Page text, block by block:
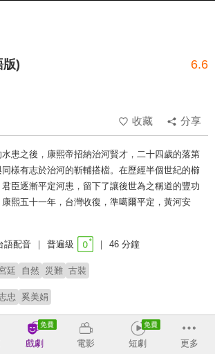
版) 6.6
收藏
分享
患之後，康熙帝招納治河賢才，二十四歲的落第
樣有志於治河的靳輔搭檔。在歷經半個世紀的櫛
臣逐漸平定河患，留下了讓後世為之稱道的豐功
熙五十一年，台灣收復，準噶爾平定，黃河安
語配音 普遍級 46 分鐘
廷 自然 災難 古裝
忠 奚美娟
戲劇 電影 短劇 更多